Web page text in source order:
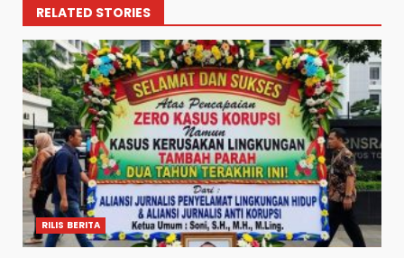
RELATED STORIES
RILIS BERITA